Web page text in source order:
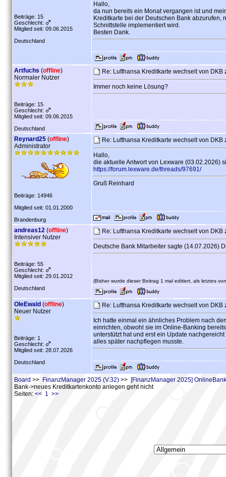
Beiträge: 15
Geschlecht:
Mitglied seit: 09.06.2015
Deutschland
Hallo,
da nun bereits ein Monat vergangen ist und
Kreditkarte bei der Deutschen Bank abzurufen,
Schnittstelle implementiert wird.
Besten Dank.
Artfuchs (offline)
Normaler Nutzer
Beiträge: 15
Geschlecht:
Mitglied seit: 09.06.2015
Deutschland
Re: Lufthansa Kreditkarte wechselt von
Immer noch keine Lösung?
Reynard25 (offline)
Administrator
Beiträge: 14946
Mitglied seit: 01.01.2000
Brandenburg
Re: Lufthansa Kreditkarte wechselt von
Hallo,
die aktuelle Antwort von Lexware (03.02.2026)
https://forum.lexware.de/threads/97691/
Gruß Reinhard
andreas12 (offline)
Intensiver Nutzer
Beiträge: 55
Geschlecht:
Mitglied seit: 29.01.2012
Deutschland
Re: Lufthansa Kreditkarte wechselt von
Deutsche Bank Mitarbeiter sagte (14.07.2026)
(Bisher wurde dieser Beitrag 1 mal editiert, als letztes
OleEwald (offline)
Neuer Nutzer
Beiträge: 1
Geschlecht:
Mitglied seit: 28.07.2026
Deutschland
Re: Lufthansa Kreditkarte wechselt von
Ich hatte einmal ein ähnliches Problem nach
einrichten, obwohl sie im Online-Banking
unterstützt hat und erst ein Update
alles später nachpflegen musste.
Board >> FinanzManager 2025 (V.32) >> [FinanzManager 2025]
Bank->neues Kreditkartenkonto anlegen geht nicht
Seiten: << 1 >>